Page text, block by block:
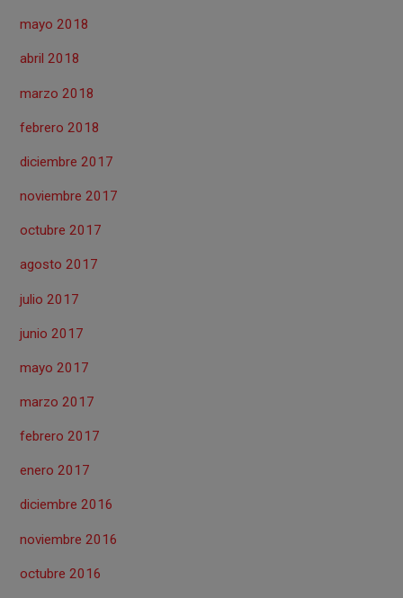
mayo 2018
abril 2018
marzo 2018
febrero 2018
diciembre 2017
noviembre 2017
octubre 2017
agosto 2017
julio 2017
junio 2017
mayo 2017
marzo 2017
febrero 2017
enero 2017
diciembre 2016
noviembre 2016
octubre 2016